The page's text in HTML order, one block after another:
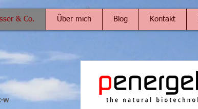
& Co. Über mich Blog Kontakt
­w